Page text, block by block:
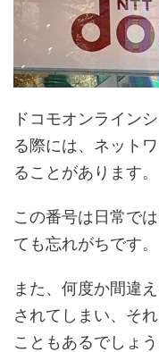
ドコモオンライン
る際には、ネット
ることがあります。
この番号は日常で
ても忘れがちです。
また、何度か間違
されてしまい、そ
こともあるでしょう